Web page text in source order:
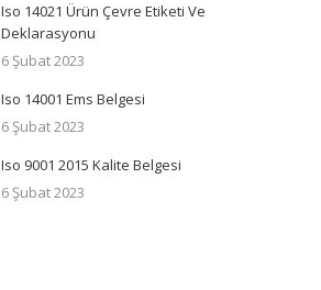
Iso 14021 Ürün Çevre Etiketi Ve
Deklarasyonu
6 Şubat 2023
Iso 14001 Ems Belgesi
6 Şubat 2023
Iso 9001 2015 Kalite Belgesi
6 Şubat 2023